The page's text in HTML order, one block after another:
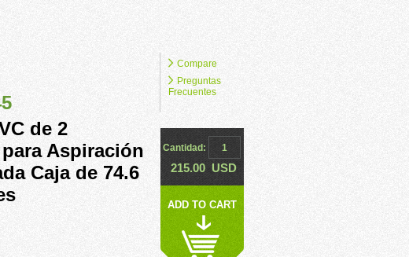
de 2
Aspiración
Caja de 74.6
Compare
Preguntas
Frecuentes
Cantidad:
215.00 USD
ADD TO CART